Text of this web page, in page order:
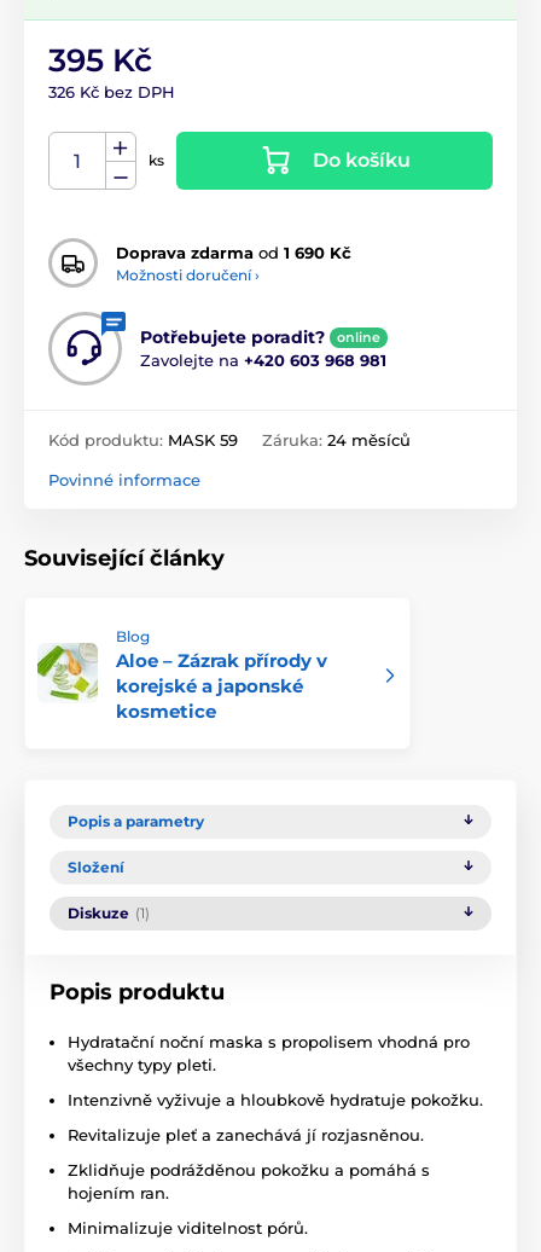
395 Kč
326 Kč bez DPH
ks Do košíku
Doprava zdarma od 1 690 Kč
Možnosti doručení ›
Potřebujete poradit? online
Zavolejte na +420 603 968 981
Kód produktu: MASK 59 Záruka: 24 měsíců
Povinné informace
Související články
Blog
Aloe – Zázrak přírody v
korejské a japonské
kosmetice
Popis a parametry
Složení
Diskuze (1)
Popis produktu
Hydratační noční maska s propolisem vhodná pro
všechny typy pleti.
Intenzivně vyživuje a hloubkově hydratuje pokožku.
Revitalizuje pleť a zanechává jí rozjasněnou.
Zklidňuje podrážděnou pokožku a pomáhá s
hojením ran.
Minimalizuje viditelnost pórů.